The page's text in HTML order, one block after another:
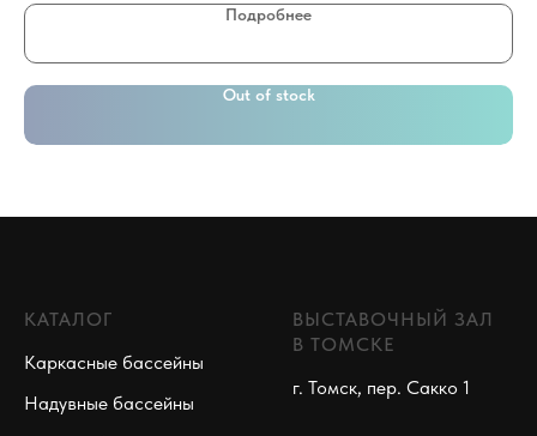
Подробнее
Out of stock
КАТАЛОГ
Каркасные бассейны
Надувные бассейны
ВЫСТАВОЧНЫЙ ЗАЛ
В ТОМСКЕ
г. Томск, пер. Сакко 1